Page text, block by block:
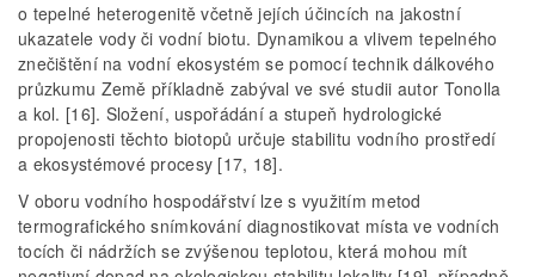
o tepelné heterogenitě včetně jejích účincích na jakostní
ukazatele vody či vodní biotu. Dynamikou a vlivem tepelného
znečištění na vodní ekosystém se pomocí technik dálkového
průzkumu Země příkladně zabýval ve své studii autor Tonolla
a kol. [16]. Složení, uspořádání a stupeň hydrologické
propojenosti těchto biotopů určuje stabilitu vodního prostředí
a ekosystémové procesy [17, 18].
V oboru vodního hospodářství lze s využitím metod
termografického snímkování diagnostikovat místa ve vodních
tocích či nádržích se zvýšenou teplotou, která mohou mít